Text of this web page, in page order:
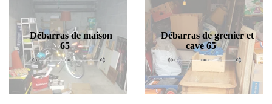
Débarras de maison
65
Débarras de grenier et
cave 65